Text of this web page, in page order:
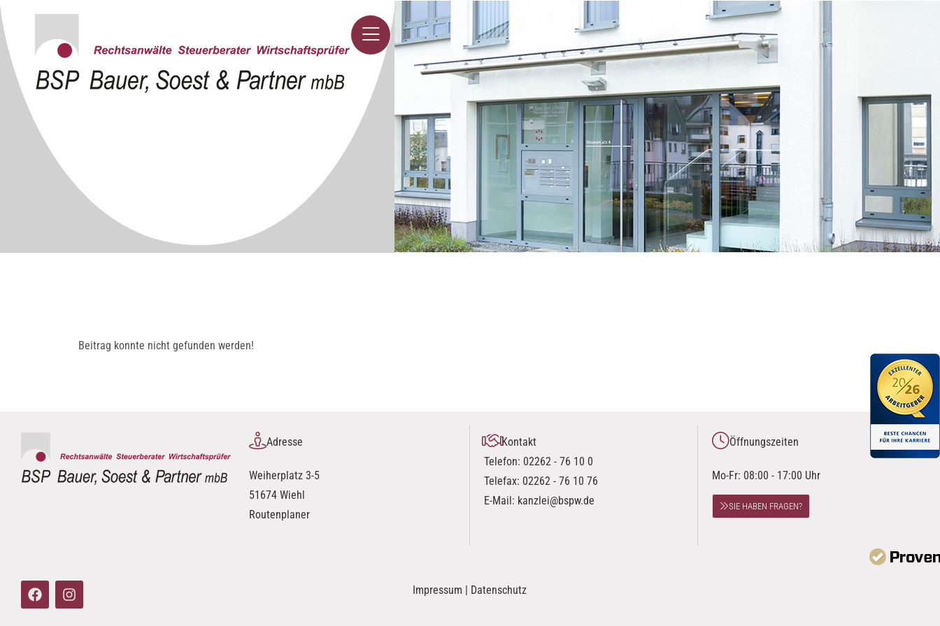
Beitrag konnte nicht gefunden werden!
Adresse
Weiherplatz 3-5
51674 Wiehl
Routenplaner
Kontakt
Telefon: 02262 - 76 10 0
Telefax: 02262 - 76 10 76
E-Mail: kanzlei@bspw.de
Öffnungszeiten
Mo-Fr: 08:00 - 17:00 Uhr
SIE HABEN FRAGEN?
Impressum | Datenschutz